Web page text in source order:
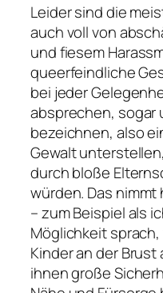
Leider sind die
auch voll von
und fiesem
queerfeindliche
bei jeder
absprechen, sogar
bezeichnen, also
Gewalt
durch bloße
würden. Das
– zum Beispiel als
Möglichkeit
Kinder an der
ihnen große